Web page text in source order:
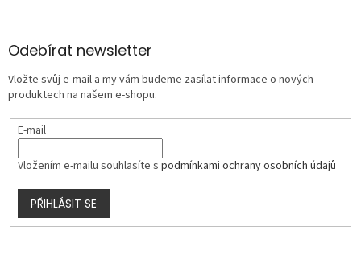
aOdebírat newsletter
Vložte svůj e-mail a my vám budeme zasílat informace o nových
produktech na našem e-shopu.
E-mail
Vložením e-mailu souhlasíte s podmínkami ochrany osobních údajů
PŘIHLÁSIT SE